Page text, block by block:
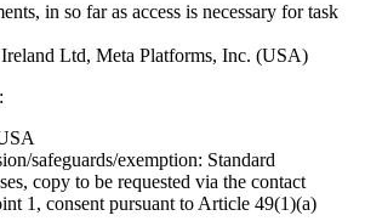
in so far as access is necessary for task
Ltd, Meta Platforms, Inc. (USA)
safeguards/exemption: Standard
copy to be requested via the contact
1, consent pursuant to Article 49(1)(a)